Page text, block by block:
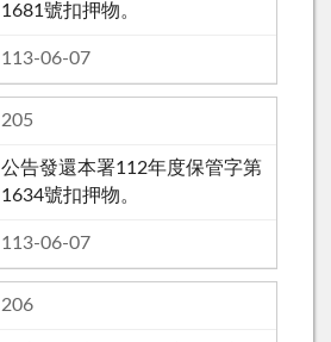
1681號扣押物。
113-06-07
205
公告發還本署112年度保管字第
1634號扣押物。
113-06-07
206